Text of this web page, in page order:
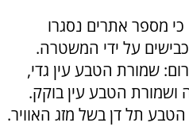
מספר אתרים נסגרו
כבישים על ידי המשטרה.
שמורת הטבע עין גדי,
הטבע עין בוקק.
תל דן בשל מזג האוויר.